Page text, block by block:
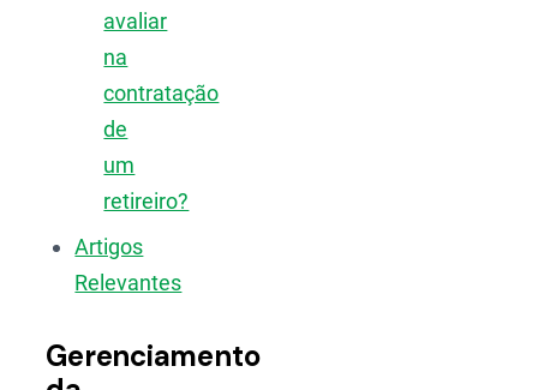
avaliar
na
contratação
de
um
retireiro?
Artigos
Relevantes
Gerenciamento